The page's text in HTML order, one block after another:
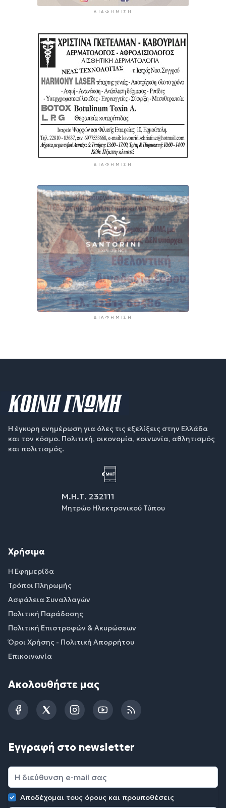
ΔΙΑΦΉΜΙΣΗ
ΔΙΑΦΉΜΙΣΗ
ΔΙΑΦΉΜΙΣΗ
Η έγκυρη ενημέρωση για όλες τις εξελίξεις στην Ελλάδα
και τον κόσμο. Πολιτική, οικονομία, κοινωνία, αθλητισμός
και πολιτισμός.
Μ.Η.Τ. 232111
Μητρώο Ηλεκτρονικού Τύπου
Χρήσιμα
Η Εφημερίδα
Τρόποι Πληρωμής
Ασφάλεια Συναλλαγών
Πολιτική Παράδοσης
Πολιτική Επιστροφών & Ακυρώσεων
Όροι Χρήσης - Πολιτική Απορρήτου
Επικοινωνία
Ακολουθήστε μας
FacebookTwitterInstagramYouTubeRSS
Εγγραφή στο newsletter
Αποδέχομαι τους όρους και προυποθέσεις